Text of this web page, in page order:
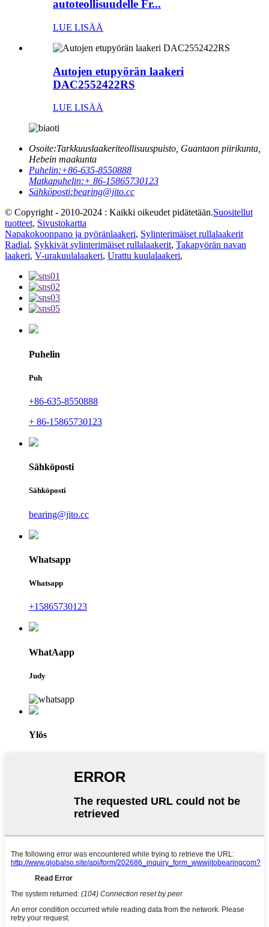
autoteollisuudelle Fr...
LUE LISÄÄ
Autojen etupyörän laakeri
DAC2552422RS
LUE LISÄÄ
Osoite:Tarkkuuslaakeriteollisuuspuisto, Guantaon piirikunta,
Hebein maakunta
Puhelin:+86-635-8550888
Matkapuhelin:+ 86-15865730123
Sähköposti:bearing@jito.cc
© Copyright - 2010-2024 : Kaikki oikeudet pidätetään.Suositellut
tuotteet, Sivustokartta
Napakokoonpano ja pyöränlaakeri, Sylinterimäiset rullalaakerit
Radial, Sykkivät sylinterimäiset rullalaakerit, Takapyörän navan
laakeri, V-urakuulalaakeri, Urattu kuulalaakeri,
Puhelin
Puh
+86-635-8550888
+ 86-15865730123
Sähköposti
Sähköposti
bearing@jito.cc
Whatsapp
Whatsapp
+15865730123
WhatAapp
Judy
Ylös